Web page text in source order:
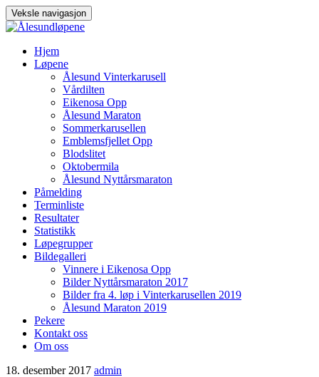
Veksle navigasjon
Hjem
Løpene
Ålesund Vinterkarusell
Vårdilten
Eikenosa Opp
Ålesund Maraton
Sommerkarusellen
Emblemsfjellet Opp
Blodslitet
Oktobermila
Ålesund Nyttårsmaraton
Påmelding
Terminliste
Resultater
Statistikk
Løpegrupper
Bildegalleri
Vinnere i Eikenosa Opp
Bilder Nyttårsmaraton 2017
Bilder fra 4. løp i Vinterkarusellen 2019
Ålesund Maraton 2019
Pekere
Kontakt oss
Om oss
18. desember 2017 admin